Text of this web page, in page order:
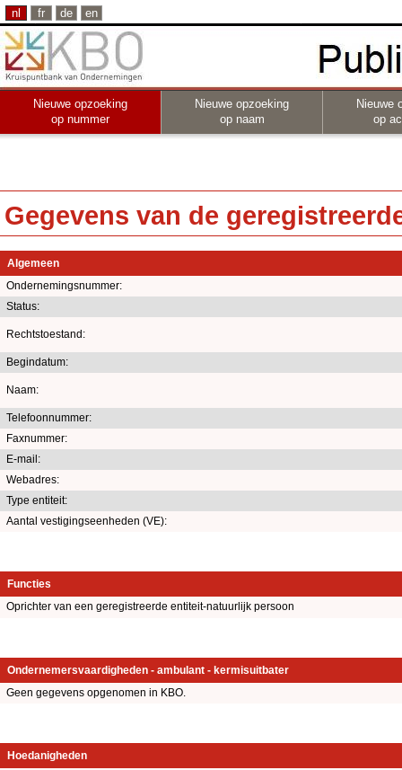
nl fr de en
Nieuwe opzoeking
op nummer
Nieuwe opzoeking
op naam
Nieuwe
op
Gegevens van de
Algemeen
Ondernemingsnummer:
Status:
Rechtstoestand:
Begindatum:
Naam:
Telefoonnummer:
Faxnummer:
E-mail:
Webadres:
Type entiteit:
Aantal vestigingseenheden (VE):
Functies
Oprichter van een geregistreerde entiteit-natuurlijk persoon
Ondernemersvaardigheden - ambulant - kermisuitbater
Geen gegevens opgenomen in KBO.
Hoedanigheden